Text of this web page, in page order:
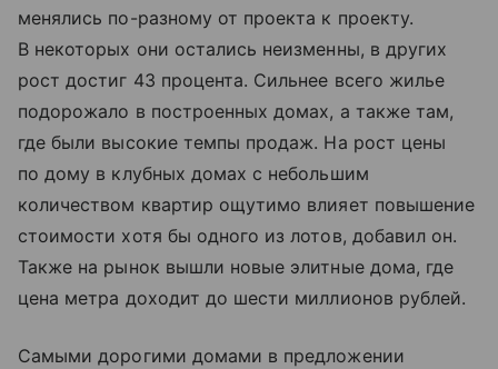
менялись по-разному от проекта к проекту.
В некоторых они остались неизменны, в других
рост достиг 43 процента. Сильнее всего жилье
подорожало в построенных домах, а также там,
где были высокие темпы продаж. На рост цены
по дому в клубных домах с небольшим
количеством квартир ощутимо влияет повышение
стоимости хотя бы одного из лотов, добавил он.
Также на рынок вышли новые элитные дома, где
цена метра доходит до шести миллионов рублей.
Самыми дорогими домами в предложении